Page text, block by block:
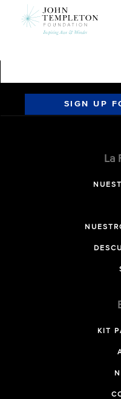
SIGN UP
La
KIT